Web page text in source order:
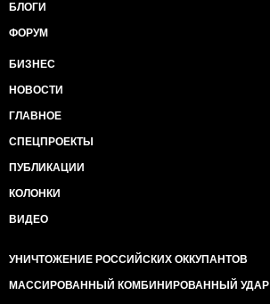
БЛОГИ
ФОРУМ
БИЗНЕС
НОВОСТИ
ГЛАВНОЕ
СПЕЦПРОЕКТЫ
ПУБЛИКАЦИИ
КОЛОНКИ
ВИДЕО
УНИЧТОЖЕНИЕ РОССИЙСКИХ ОККУПАНТОВ
МАССИРОВАННЫЙ КОМБИНИРОВАННЫЙ УДАР